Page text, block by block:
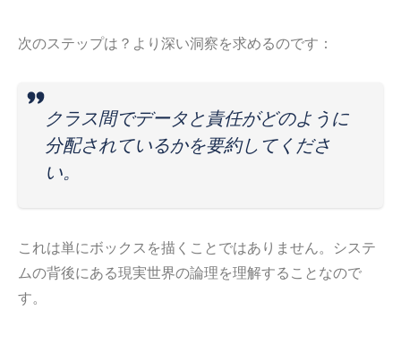
次のステップは？より深い洞察を求めるのです：
クラス間でデータと責任がどのように
分配されているかを要約してくださ
い。
これは単にボックスを描くことではありません。システ
ムの背後にある現実世界の論理を理解することなので
す。